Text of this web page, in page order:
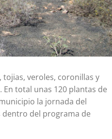
tojias, veroles, coronillas y
total unas 120 plantas de
la jornada del
del programa de